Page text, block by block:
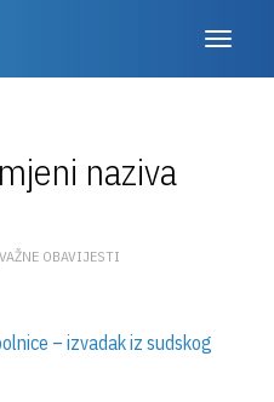
naziva
VAŽNE OBAVIJESTI
– izvadak iz sudskog